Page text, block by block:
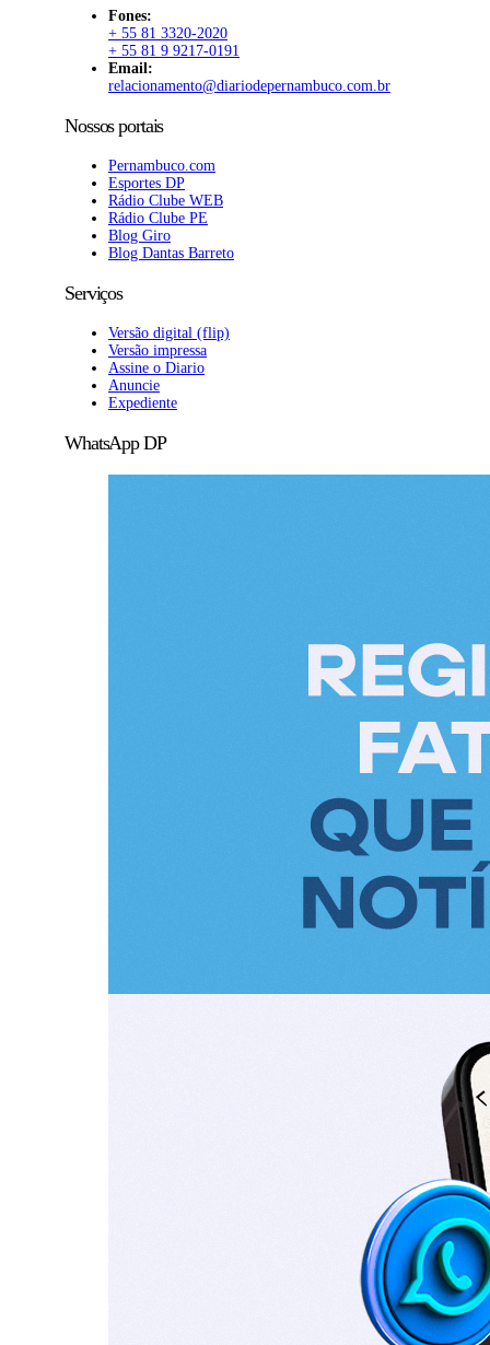
Fones:
+ 55 81 3320-2020
+ 55 81 9 9217-0191
Email:
relacionamento@diariodepernambuco.com.br
Nossos portais
Pernambuco.com
Esportes DP
Rádio Clube WEB
Rádio Clube PE
Blog Giro
Blog Dantas Barreto
Serviços
Versão digital (flip)
Versão impressa
Assine o Diario
Anuncie
Expediente
WhatsApp DP